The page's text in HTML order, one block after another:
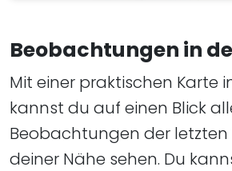
Beobachtungen in
Mit einer praktischen Karte
kannst du auf einen Blick
Beobachtungen der letzten
deiner Nähe sehen. Du